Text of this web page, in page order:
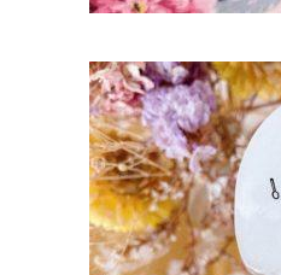
CUILLÈRE ATYPIQUE
MA